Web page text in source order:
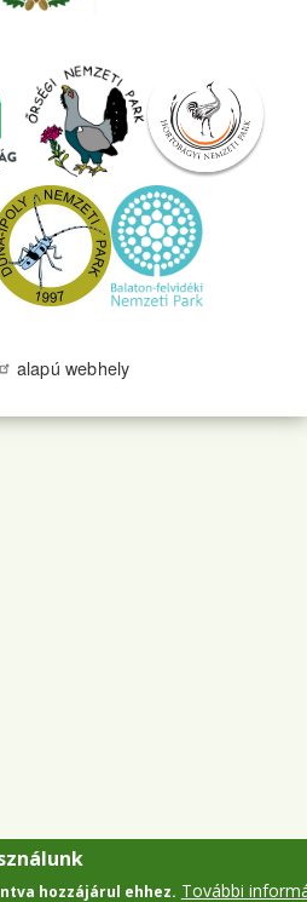
alapú webhely
hozzájárul ehhez. További